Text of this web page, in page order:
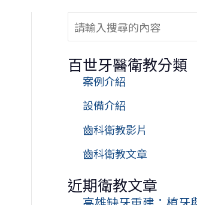
搜尋
百世牙醫衛教分類
案例介紹
設備介紹
齒科衛教影片
齒科衛教文章
近期衛教文章